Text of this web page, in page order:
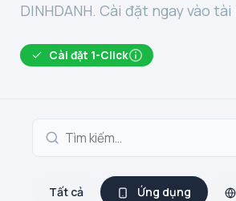
DINHDANH. Cài đặt ngay vào
Cài đặt 1-Click
Tất cả Ứng dụng